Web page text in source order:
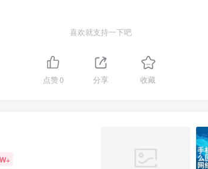
喜欢就支持一下吧
点赞0 分享 收藏